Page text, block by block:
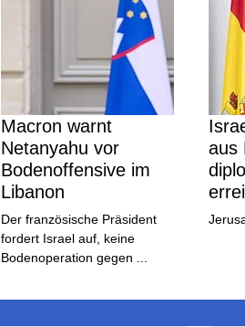
Macron warnt
Netanyahu vor
Bodenoffensive im
Libanon
Der französische Präsident
fordert Israel auf, keine
Bodenoperation gegen ...
aus